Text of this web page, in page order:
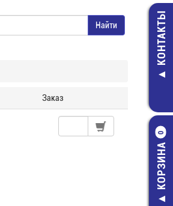
КОНТАКТЫ
КОРЗИНА
0
Заказ